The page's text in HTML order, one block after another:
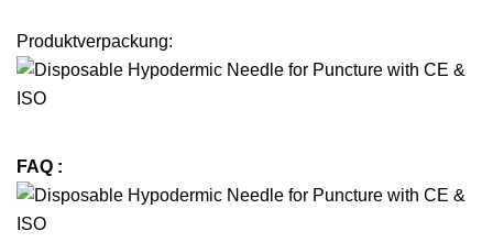
Produktverpackung:
FAQ :